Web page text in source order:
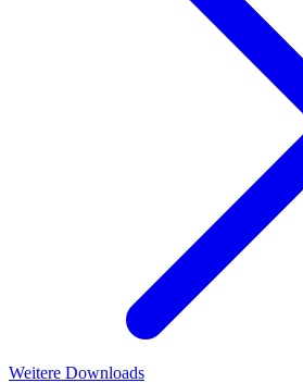
Weitere Downloads